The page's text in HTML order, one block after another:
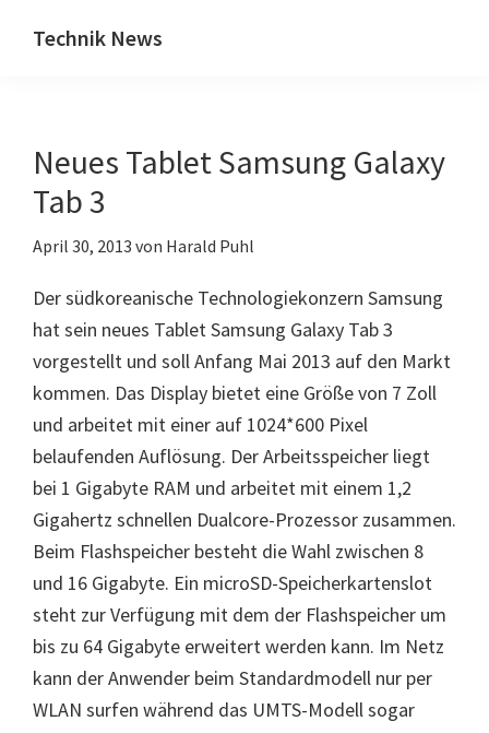
Inhalt
Seitenspalte
Technik News
IT,
Mobilfunk
Internet
Neues Tablet Samsung Galaxy
Tab 3
April 30, 2013 von Harald Puhl
Der südkoreanische Technologiekonzern Samsung
hat sein neues Tablet Samsung Galaxy Tab 3
vorgestellt und soll Anfang Mai 2013 auf den Markt
kommen. Das Display bietet eine Größe von 7 Zoll
und arbeitet mit einer auf 1024*600 Pixel
belaufenden Auflösung. Der Arbeitsspeicher liegt
bei 1 Gigabyte RAM und arbeitet mit einem 1,2
Gigahertz schnellen Dualcore-Prozessor zusammen.
Beim Flashspeicher besteht die Wahl zwischen 8
und 16 Gigabyte. Ein microSD-Speicherkartenslot
steht zur Verfügung mit dem der Flashspeicher um
bis zu 64 Gigabyte erweitert werden kann. Im Netz
kann der Anwender beim Standardmodell nur per
WLAN surfen während das UMTS-Modell sogar